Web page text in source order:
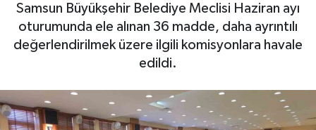
Samsun Büyükşehir Belediye Meclisi Haziran ayı
oturumunda ele alınan 36 madde, daha ayrıntılı
değerlendirilmek üzere ilgili komisyonlara havale
edildi.
Lojistik
Otovitrin
Asayiş
Magazin
Son Dakika Haberleri
Haber Arşivi